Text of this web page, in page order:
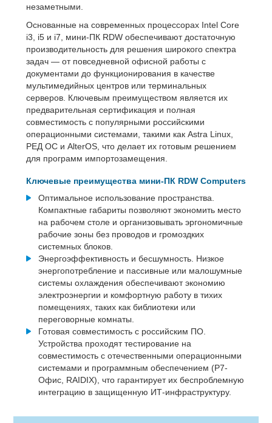
незаметными.
Основанные на современных процессорах Intel Core
i3, i5 и i7, мини-ПК RDW обеспечивают достаточную
производительность для решения широкого спектра
задач — от повседневной офисной работы с
документами до функционирования в качестве
мультимедийных центров или терминальных
серверов. Ключевым преимуществом является их
предварительная сертификация и полная
совместимость с популярными российскими
операционными системами, такими как Astra Linux,
РЕД ОС и AlterOS, что делает их готовым решением
для программ импортозамещения.
Ключевые преимущества мини-ПК RDW Computers
Оптимальное использование пространства.
Компактные габариты позволяют экономить место
на рабочем столе и организовывать эргономичные
рабочие зоны без проводов и громоздких
системных блоков.
Энергоэффективность и бесшумность. Низкое
энергопотребление и пассивные или малошумные
системы охлаждения обеспечивают экономию
электроэнергии и комфортную работу в тихих
помещениях, таких как библиотеки или
переговорные комнаты.
Готовая совместимость с российским ПО.
Устройства проходят тестирование на
совместимость с отечественными операционными
системами и программным обеспечением (Р7-
Офис, RAIDIX), что гарантирует их беспроблемную
интеграцию в защищенную ИТ-инфраструктуру.